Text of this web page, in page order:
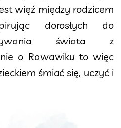
więź między rodzicem
dorosłych do
świata z
o Rawawiku to więc
śmiać się, uczyć i